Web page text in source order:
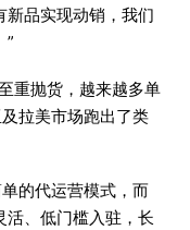
新品实现动销，我们
”
重抛货，越来越多单
拉美市场跑出了类
的代运营模式，而
活、低门槛入驻，长